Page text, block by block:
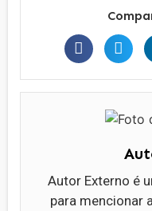
Autor Externo é
para mencionar